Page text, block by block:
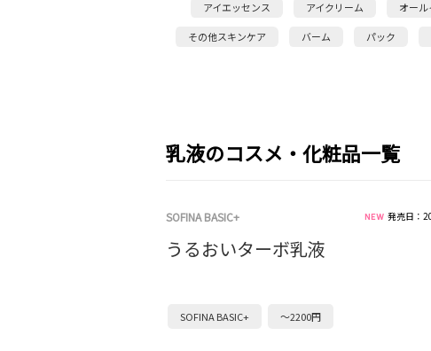
アイエッセンス アイクリーム オー
その他スキンケア バーム パック
乳液のコスメ・化粧品一覧
SOFINA BASIC+ 発売日：
うるおいターボ乳液
SOFINA BASIC+ ～2200円